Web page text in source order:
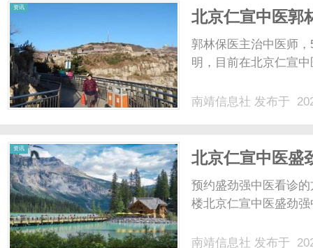
资讯
北京仁宣中医郭
郭林保医主治中医师
明，目前在北京仁宣
南靖信息社 发布于
资讯
北京仁宣中医盛
预约盛劲强中医看诊
楼北京仁宣中医盛劲
南靖信息社 发布于